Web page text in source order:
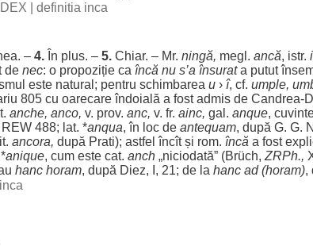
definitia inca
. – 4. În plus. – 5. Chiar. – Mr. ningă, megl. ancă, istr.
de nec: o propoziție ca încă nu s’a însurata putut
este natural ; pentru schimbarea u › î, cf. umple,
805 cu oarecare îndoială a fost admis de Candrea-
anche, anco, v. prov. anc, v. fr. ainc, gal . anque,
REW 488; lat. *anqua, în loc de antequam, după G. G.
ancora, după Prati); astfel încîtși rom. încă a fost
anique, cum este cat. anch „niciodată” (Brüch, ZRPh.,
hanc horam, după Diez, I, 21; de la hanc ad(horam),